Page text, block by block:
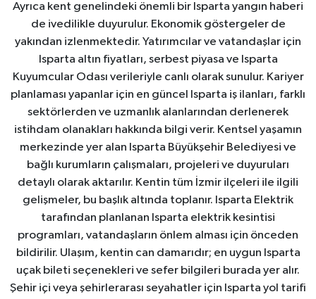
Ayrıca kent genelindeki önemli bir Isparta yangın haberi
de ivedilikle duyurulur. Ekonomik göstergeler de
yakından izlenmektedir. Yatırımcılar ve vatandaşlar için
Isparta altın fiyatları, serbest piyasa ve Isparta
Kuyumcular Odası verileriyle canlı olarak sunulur. Kariyer
planlaması yapanlar için en güncel Isparta iş ilanları, farklı
sektörlerden ve uzmanlık alanlarından derlenerek
istihdam olanakları hakkında bilgi verir. Kentsel yaşamın
merkezinde yer alan Isparta Büyükşehir Belediyesi ve
bağlı kurumların çalışmaları, projeleri ve duyuruları
detaylı olarak aktarılır. Kentin tüm İzmir ilçeleri ile ilgili
gelişmeler, bu başlık altında toplanır. Isparta Elektrik
tarafından planlanan Isparta elektrik kesintisi
programları, vatandaşların önlem alması için önceden
bildirilir. Ulaşım, kentin can damarıdır; en uygun Isparta
uçak bileti seçenekleri ve sefer bilgileri burada yer alır.
Şehir içi veya şehirlerarası seyahatler için Isparta yol tarifi